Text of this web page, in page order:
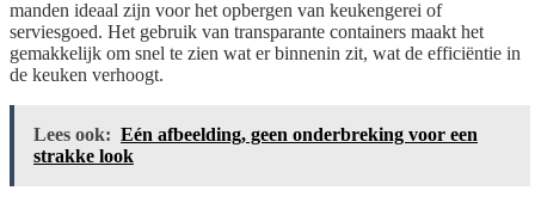
manden ideaal zijn voor het opbergen van keukengerei of
serviesgoed. Het gebruik van transparante containers maakt het
gemakkelijk om snel te zien wat er binnenin zit, wat de efficiëntie in
de keuken verhoogt.
Lees ook: Eén afbeelding, geen onderbreking voor een
strakke look